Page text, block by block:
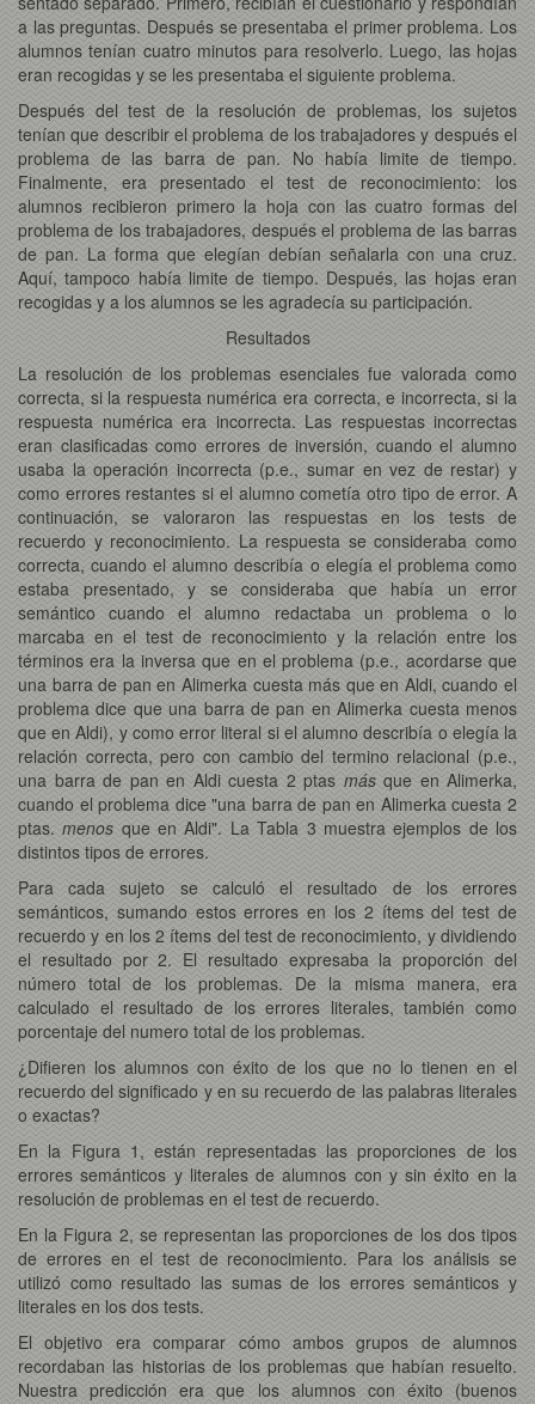
a las preguntas. Después se presentaba el primer problema. Los
alumnos tenían cuatro minutos para resolverlo. Luego, las hojas
eran recogidas y se les presentaba el siguiente problema.
Después del test de la resolución de problemas, los sujetos
tenían que describir el problema de los trabajadores y después el
problema de las barra de pan. No había limite de tiempo.
Finalmente, era presentado el test de reconocimiento: los
alumnos recibieron primero la hoja con las cuatro formas del
problema de los trabajadores, después el problema de las barras
de pan. La forma que elegían debían señalarla con una cruz.
Aquí, tampoco había limite de tiempo. Después, las hojas eran
recogidas y a los alumnos se les agradecía su participación.
Resultados
La resolución de los problemas esenciales fue valorada como
correcta, si la respuesta numérica era correcta, e incorrecta, si la
respuesta numérica era incorrecta. Las respuestas incorrectas
eran clasificadas como errores de inversión, cuando el alumno
usaba la operación incorrecta (p.e., sumar en vez de restar) y
como errores restantes si el alumno cometía otro tipo de error. A
continuación, se valoraron las respuestas en los tests de
recuerdo y reconocimiento. La respuesta se consideraba como
correcta, cuando el alumno describía o elegía el problema como
estaba presentado, y se consideraba que había un error
semántico cuando el alumno redactaba un problema o lo
marcaba en el test de reconocimiento y la relación entre los
términos era la inversa que en el problema (p.e., acordarse que
una barra de pan en Alimerka cuesta más que en Aldi, cuando el
problema dice que una barra de pan en Alimerka cuesta menos
que en Aldi), y como error literal si el alumno describía o elegía la
relación correcta, pero con cambio del termino relacional (p.e.,
una barra de pan en Aldi cuesta 2 ptas másque en Alimerka,
cuando el problema dice "una barra de pan en Alimerka cuesta 2
ptas.menos que en Aldi". La Tabla 3 muestra ejemplos de los
distintos tipos de errores.
Para cada sujeto se calculó el resultado de los errores
semánticos, sumando estos errores en los 2 ítems del test de
recuerdo y en los 2 ítems del test de reconocimiento, y dividiendo
el resultado por 2. El resultado expresaba la proporción del
número total de los problemas. De la misma manera, era
calculado el resultado de los errores literales, también como
porcentaje del numero total de los problemas.
¿Difieren los alumnos con éxito de los que no lo tienen en el
recuerdo del significado y en su recuerdo de las palabras literales
o exactas?
En la Figura 1, están representadas las proporciones de los
errores semánticos y literales de alumnos con y sin éxito en la
resolución de problemas en el test de recuerdo.
En la Figura 2, se representan las proporciones de los dos tipos
de errores en el test de reconocimiento. Para los análisis se
utilizó como resultado las sumas de los errores semánticos y
literales en los dos tests.
El objetivo era comparar cómo ambos grupos de alumnos
recordaban las historias de los problemas que habían resuelto.
Nuestra predicción era que los alumnos con éxito (buenos